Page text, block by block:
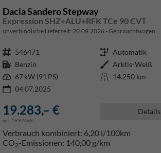
Dacia Sandero Stepway
Expression SHZ+ALU+RFK TCe 90 CVT
unverbindliche Lieferzeit: 20.09.2026 Gebrauchtwagen
Fahrzeugnr. 546471 Getriebe Automatik
Kraftstoff Benzin Außenfarbe Arktis-Weiß
Leistung 67 kW (91 PS) Kilometerstand 14.250 km
04.07.2025
19.283,– €
incl. 19% MwSt.
Details
Verbrauch kombiniert: 6,20 l/100km
CO2-Emissionen: 140,00 g/km